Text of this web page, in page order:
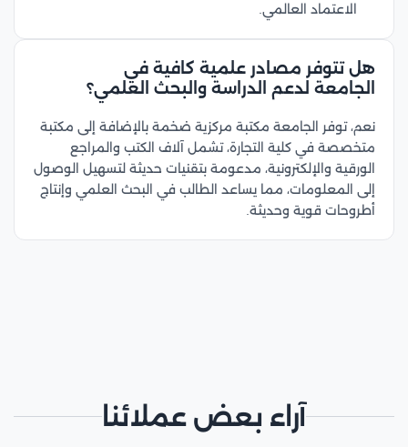
الاعتماد العالمي.
هل تتوفر مصادر علمية كافية في
الجامعة لدعم الدراسة والبحث العلمي؟
نعم، توفر الجامعة مكتبة مركزية ضخمة بالإضافة إلى مكتبة
متخصصة في كلية التجارة، تشمل آلاف الكتب والمراجع
الورقية والإلكترونية، مدعومة بتقنيات حديثة لتسهيل الوصول
إلى المعلومات، مما يساعد الطالب في البحث العلمي وإنتاج
أطروحات قوية وحديثة.
آراء بعض عملائنا